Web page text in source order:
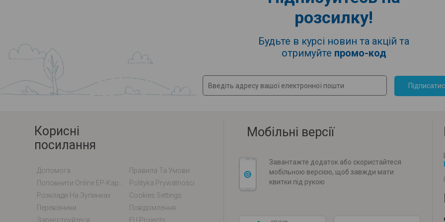
розсилку!
Будьте в курсі новин та акцій та
отримуйте промо-код
Корисні
посилання
Допомога
Правила Та Умови
Polityka Prywatności
Розклади На Зупинках
Cookies Settings
Перевізники
Повідомлення
Зареєструйтеся
EU Projects
Мобільні версії
Завантажте додаток або скористайтеся
мобільною версією, щоб завжди мати
квитки під рукою